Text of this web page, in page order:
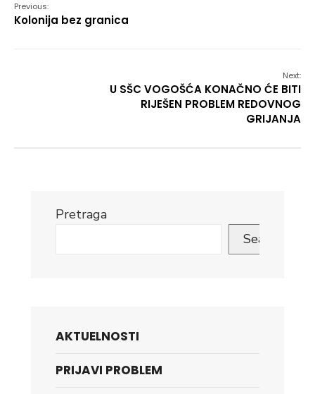
Previous:
Kolonija bez granica
Next:
U SŠC VOGOŠĆA KONAČNO ĆE BITI
RIJEŠEN PROBLEM REDOVNOG
GRIJANJA
Pretraga
Search
AKTUELNOSTI
PRIJAVI PROBLEM